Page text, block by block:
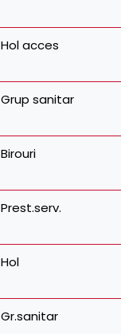
Hol acces
Grup sanitar
Birouri
Prest.serv.
Hol
Gr.sanitar